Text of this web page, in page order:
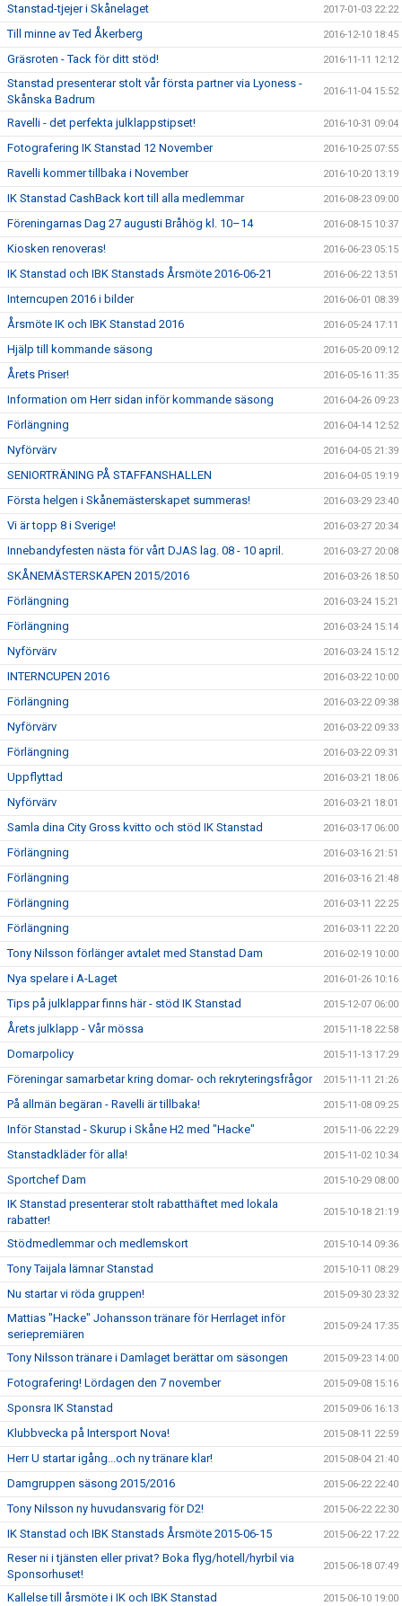
Stanstad-tjejer i Skånelaget 2017-01-03 22:22
Till minne av Ted Åkerberg 2016-12-10 18:45
Gräsroten - Tack för ditt stöd! 2016-11-11 12:12
Stanstad presenterar stolt vår första partner via Lyoness -
Skånska Badrum
2016-11-04 15:52
Ravelli - det perfekta julklappstipset! 2016-10-31 09:04
Fotografering IK Stanstad 12 November 2016-10-25 07:55
Ravelli kommer tillbaka i November 2016-10-20 13:19
IK Stanstad CashBack kort till alla medlemmar 2016-08-23 09:00
Föreningarnas Dag 27 augusti Bråhög kl. 10–14 2016-08-15 10:37
Kiosken renoveras! 2016-06-23 05:15
IK Stanstad och IBK Stanstads Årsmöte 2016-06-21 2016-06-22 13:51
Interncupen 2016 i bilder 2016-06-01 08:39
Årsmöte IK och IBK Stanstad 2016 2016-05-24 17:11
Hjälp till kommande säsong 2016-05-20 09:12
Årets Priser! 2016-05-16 11:35
Information om Herr sidan inför kommande säsong 2016-04-26 09:23
Förlängning 2016-04-14 12:52
Nyförvärv 2016-04-05 21:39
SENIORTRÄNING PÅ STAFFANSHALLEN 2016-04-05 19:19
Första helgen i Skånemästerskapet summeras! 2016-03-29 23:40
Vi är topp 8 i Sverige! 2016-03-27 20:34
Innebandyfesten nästa för vårt DJAS lag. 08 - 10 april. 2016-03-27 20:08
SKÅNEMÄSTERSKAPEN 2015/2016 2016-03-26 18:50
Förlängning 2016-03-24 15:21
Förlängning 2016-03-24 15:14
Nyförvärv 2016-03-24 15:12
INTERNCUPEN 2016 2016-03-22 10:00
Förlängning 2016-03-22 09:38
Nyförvärv 2016-03-22 09:33
Förlängning 2016-03-22 09:31
Uppflyttad 2016-03-21 18:06
Nyförvärv 2016-03-21 18:01
Samla dina City Gross kvitto och stöd IK Stanstad 2016-03-17 06:00
Förlängning 2016-03-16 21:51
Förlängning 2016-03-16 21:48
Förlängning 2016-03-11 22:25
Förlängning 2016-03-11 22:20
Tony Nilsson förlänger avtalet med Stanstad Dam 2016-02-19 10:00
Nya spelare i A-Laget 2016-01-26 10:16
Tips på julklappar finns här - stöd IK Stanstad 2015-12-07 06:00
Årets julklapp - Vår mössa 2015-11-18 22:58
Domarpolicy 2015-11-13 17:29
Föreningar samarbetar kring domar- och rekryteringsfrågor 2015-11-11 21:26
På allmän begäran - Ravelli är tillbaka! 2015-11-08 09:25
Inför Stanstad - Skurup i Skåne H2 med "Hacke" 2015-11-06 22:29
Stanstadkläder för alla! 2015-11-02 10:34
Sportchef Dam 2015-10-29 08:00
IK Stanstad presenterar stolt rabatthäftet med lokala
rabatter!
2015-10-18 21:19
Stödmedlemmar och medlemskort 2015-10-14 09:36
Tony Taijala lämnar Stanstad 2015-10-11 08:29
Nu startar vi röda gruppen! 2015-09-30 23:32
Mattias "Hacke" Johansson tränare för Herrlaget inför
seriepremiären
2015-09-24 17:35
Tony Nilsson tränare i Damlaget berättar om säsongen 2015-09-23 14:00
Fotografering! Lördagen den 7 november 2015-09-08 15:16
Sponsra IK Stanstad 2015-09-06 16:13
Klubbvecka på Intersport Nova! 2015-08-11 22:59
Herr U startar igång...och ny tränare klar! 2015-08-04 21:40
Damgruppen säsong 2015/2016 2015-06-22 22:40
Tony Nilsson ny huvudansvarig för D2! 2015-06-22 22:30
IK Stanstad och IBK Stanstads Årsmöte 2015-06-15 2015-06-22 17:22
Reser ni i tjänsten eller privat? Boka flyg/hotell/hyrbil via
Sponsorhuset!
2015-06-18 07:49
Kallelse till årsmöte i IK och IBK Stanstad 2015-06-10 19:00